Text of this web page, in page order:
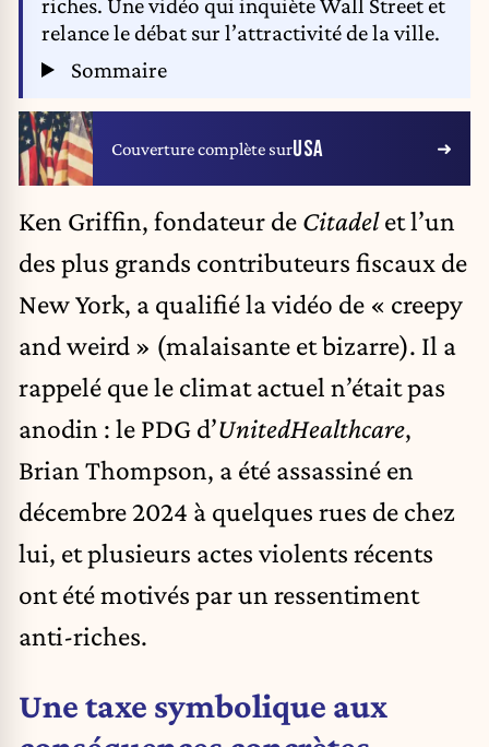
riches. Une vidéo qui inquiète Wall Street et
relance le débat sur l’attractivité de la ville.
Sommaire
Couverture complète surUSA
Ken Griffin, fondateur de Citadelet l’un
des plus grands contributeurs fiscaux de
New York, a qualifié la vidéo de « creepy
and weird » (malaisante et bizarre). Il a
rappelé que le climat actuel n’était pas
anodin : le PDG d’UnitedHealthcare,
Brian Thompson, a été assassiné en
décembre 2024 à quelques rues de chez
lui, et plusieurs actes violents récents
ont été motivés par un ressentiment
anti-riches.
Une taxe symbolique aux